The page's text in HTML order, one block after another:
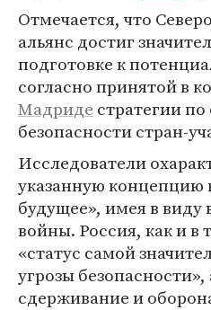
Отмечается, что
альянс достиг
подготовке к
согласно принятой в
Мадриде стратегии
безопасности стран-
Исследователи
указанную концепцию
будущее», имея в
войны. Россия, как и в
«статус самой
угрозы
сдерживание и